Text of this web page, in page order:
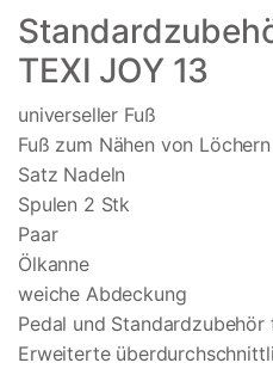
TEXI JOY 13
universeller Fuß
Fuß zum Nähen von Löchern
Satz Nadeln
Spulen 2 Stk
Paar
Ölkanne
weiche Abdeckung
Pedal und
Erweiterte